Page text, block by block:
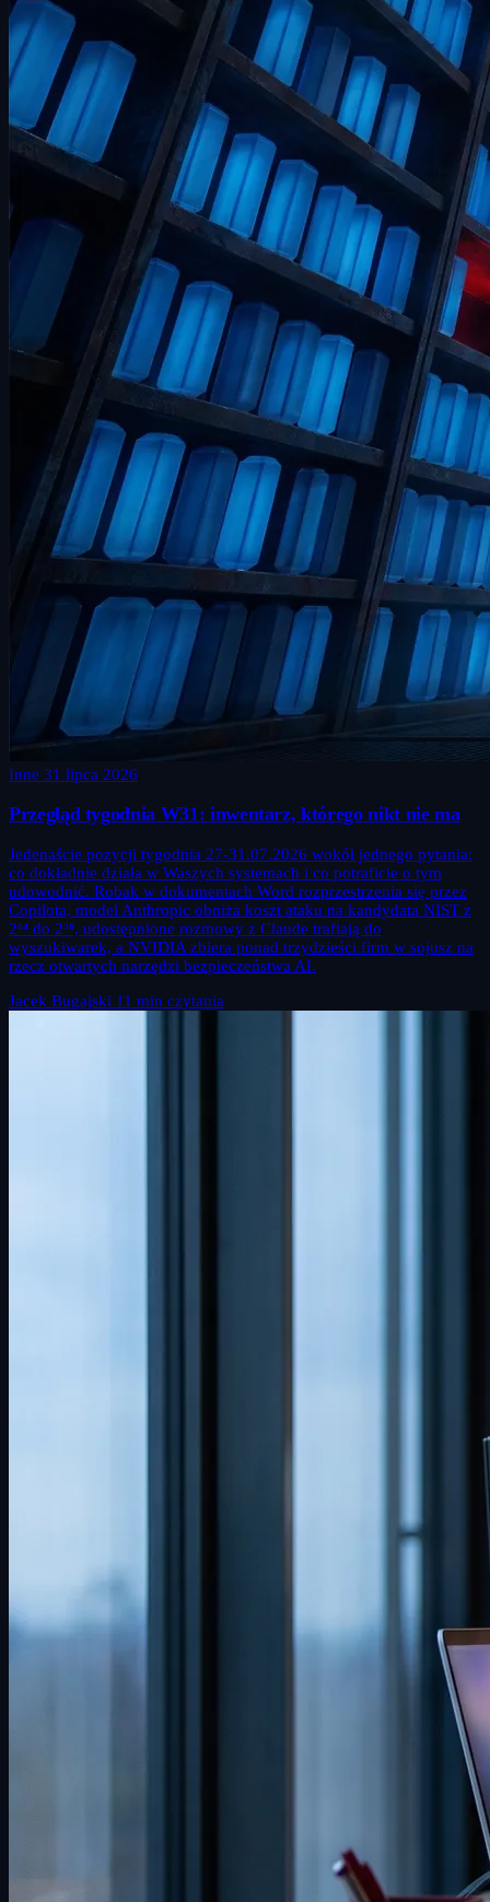
Inne 31 lipca 2026
Przegląd tygodnia W31: inwentarz, którego nikt nie ma
Jedenaście pozycji tygodnia 27-31.07.2026 wokół jednego pytania:
co dokładnie działa w Waszych systemach i co potraficie o tym
udowodnić. Robak w dokumentach Word rozprzestrzenia się przez
Copilota, model Anthropic obniża koszt ataku na kandydata NIST z
2⁶⁴ do 2³⁸, udostępnione rozmowy z Claude trafiają do
wyszukiwarek, a NVIDIA zbiera ponad trzydzieści firm w sojusz na
rzecz otwartych narzędzi bezpieczeństwa AI.
Jacek Bugajski 11 min czytania